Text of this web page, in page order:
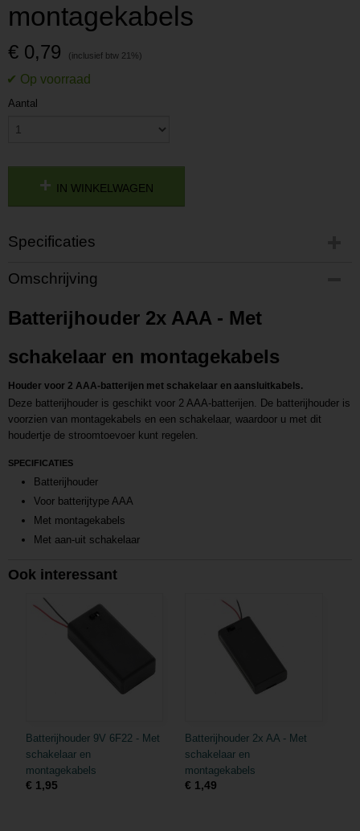
montagekabels
€ 0,79
Aantal
IN WINKELWAGEN
Specificaties
Productcode
P202111041159
L202111041159
Omschrijving
Batterijhouder 2x AAA - Met
schakelaar en montagekabels
Houder voor 2 AAA-batterijen met schakelaar en aansluitkabels.
Deze batterijhouder is geschikt voor 2 AAA-batterijen. De batterijhouder is
voorzien van montagekabels en een schakelaar, waardoor u met dit
houdertje de stroomtoevoer kunt regelen.
SPECIFICATIES
Batterijhouder
Voor batterijtype AAA
Met montagekabels
Met aan-uit schakelaar
Ook interessant
Batterijhouder 9V 6F22 - Met
schakelaar en
montagekabels
€ 1,95
Batterijhouder 2x AA - Met
schakelaar en
montagekabels
€ 1,49